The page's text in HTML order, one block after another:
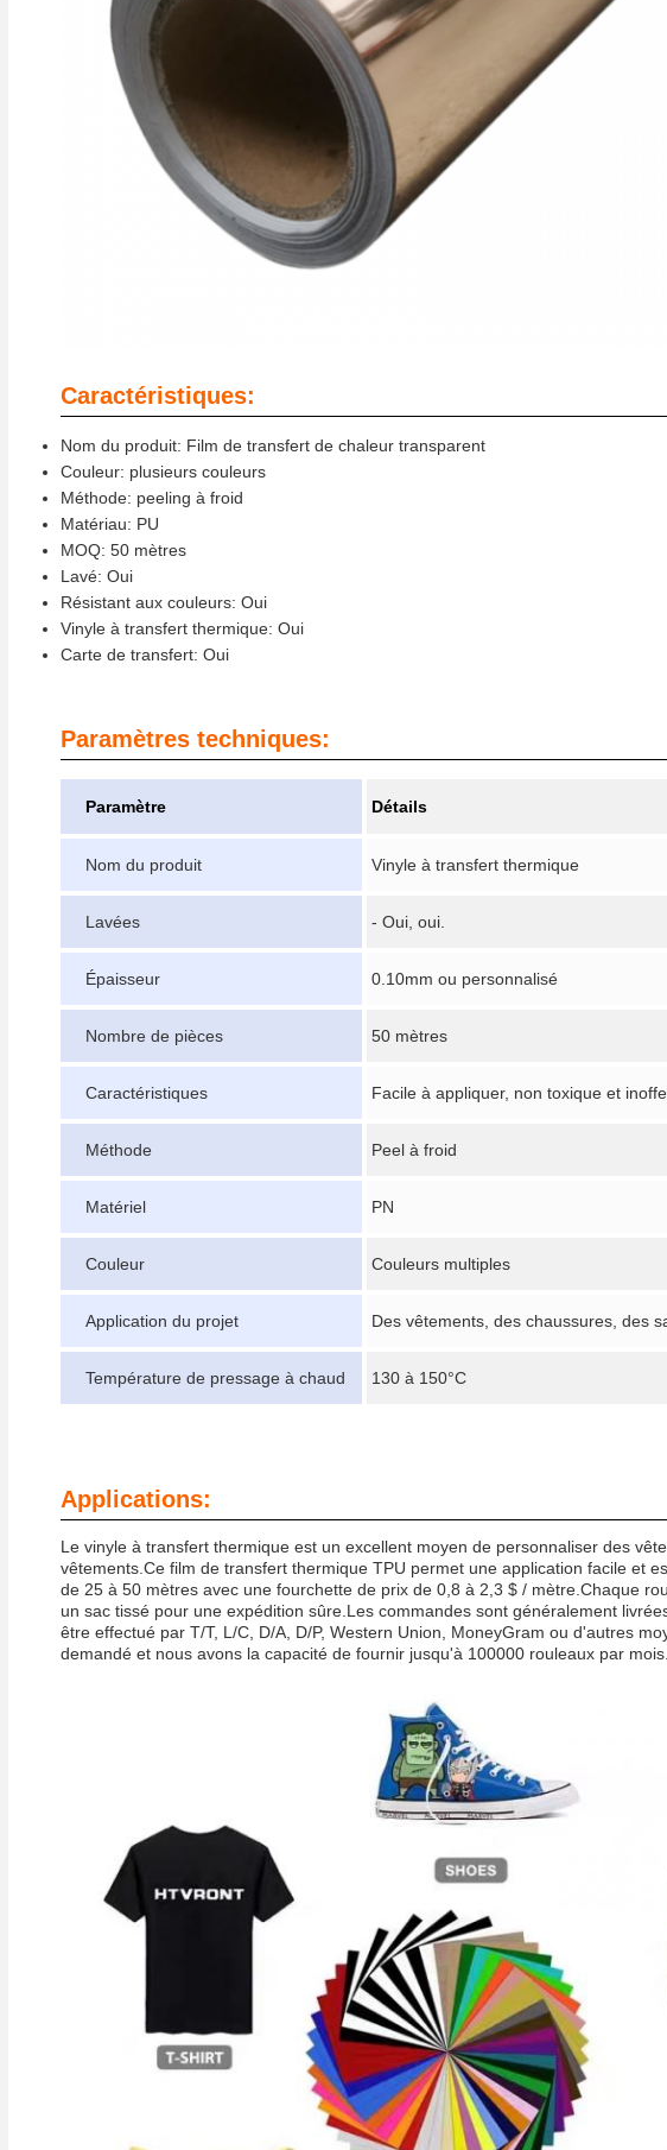
Caractéristiques:
Nom du produit: Film de transfert de chaleur transparent
Couleur: plusieurs couleurs
Méthode: peeling à froid
Matériau: PU
MOQ: 50 mètres
Lavé: Oui
Résistant aux couleurs: Oui
Vinyle à transfert thermique: Oui
Carte de transfert: Oui
Paramètres techniques:
Paramètre Détails
Nom du produit Vinyle à transfert thermique
Lavées - Oui, oui.
Épaisseur 0.10mm ou personnalisé
Nombre de pièces 50 mètres
Caractéristiques Facile à appliquer, non toxique et
Méthode Peel à froid
Matériel PN
Couleur Couleurs multiples
Application du projet Des vêtements, des chaussures, des
Température de pressage à chaud 130 à 150°C
Applications:
Le vinyle à transfert thermique est un excellent moyen de personnaliser des
vêtements.Ce film de transfert thermique TPU permet une application facile et
de 25 à 50 mètres avec une fourchette de prix de 0,8 à 2,3 $ / mètre.Chaque
un sac tissé pour une expédition sûre.Les commandes sont généralement
être effectué par T/T, L/C, D/A, D/P, Western Union, MoneyGram ou d'autres
demandé et nous avons la capacité de fournir jusqu'à 100000 rouleaux par mois..